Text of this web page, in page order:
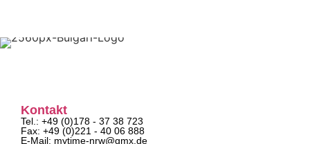
Kontakt
Tel.: +49 (0)178 - 37 38 723
Fax: +49 (0)221 - 40 06 888
E-Mail: mytime-nrw@gmx.de